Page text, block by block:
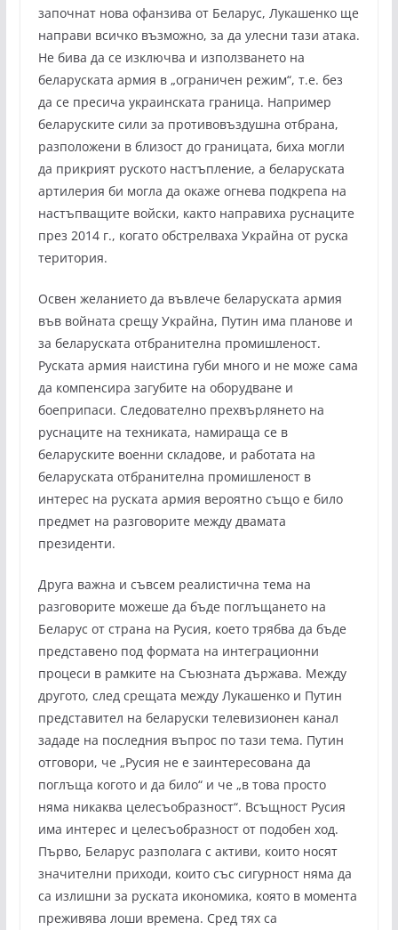
започнат нова офанзива от Беларус, Лукашенко ще
направи всичко възможно, за да улесни тази атака.
Не бива да се изключва и използването на
беларуската армия в „ограничен режим“, т.е. без
да се пресича украинската граница. Например
беларуските сили за противовъздушна отбрана,
разположени в близост до границата, биха могли
да прикрият руското настъпление, а беларуската
артилерия би могла да окаже огнева подкрепа на
настъпващите войски, както направиха руснаците
през 2014 г., когато обстрелваха Украйна от руска
територия.
Освен желанието да въвлече беларуската армия
във войната срещу Украйна, Путин има планове и
за беларуската отбранителна промишленост.
Руската армия наистина губи много и не може сама
да компенсира загубите на оборудване и
боеприпаси. Следователно прехвърлянето на
руснаците на техниката, намираща се в
беларуските военни складове, и работата на
беларуската отбранителна промишленост в
интерес на руската армия вероятно също е било
предмет на разговорите между двамата
президенти.
Друга важна и съвсем реалистична тема на
разговорите можеше да бъде поглъщането на
Беларус от страна на Русия, което трябва да бъде
представено под формата на интеграционни
процеси в рамките на Съюзната държава. Между
другото, след срещата между Лукашенко и Путин
представител на беларуски телевизионен канал
зададе на последния въпрос по тази тема. Путин
отговори, че „Русия не е заинтересована да
поглъща когото и да било“ и че „в това просто
няма никаква целесъобразност“. Всъщност Русия
има интерес и целесъобразност от подобен ход.
Първо, Беларус разполага с активи, които носят
значителни приходи, които със сигурност няма да
са излишни за руската икономика, която в момента
преживява лоши времена. Сред тях са